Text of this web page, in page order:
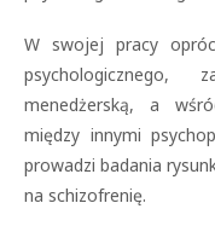
W swojej pracy
menedżerską, a
między innymi
prowadzi badania
na schizofrenię.